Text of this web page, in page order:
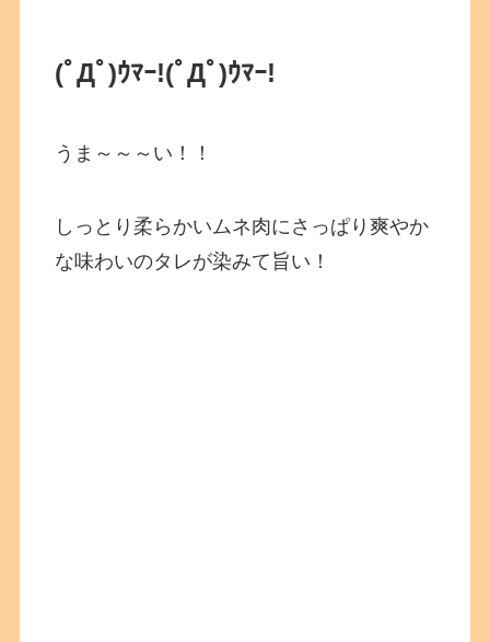
(ﾟДﾟ)ｳﾏｰ!(ﾟДﾟ)ｳﾏｰ!
うま～～～い！！
しっとり柔らかいムネ肉にさっぱり爽やか
な味わいのタレが染みて旨い！